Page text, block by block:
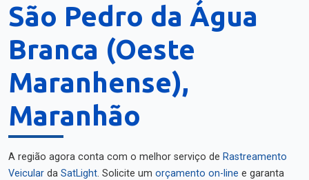
São Pedro da Água
Branca (Oeste
Maranhense),
Maranhão
A região agora conta com o melhor serviço de Rastreamento
Veicular da SatLight. Solicite um orçamento on-line e garanta